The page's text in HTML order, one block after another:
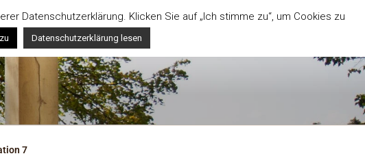
7
Datenschutzerklärung. Klicken Sie auf „Ich stimme zu“, um Cookies zu
Datenschutzerklärung lesen